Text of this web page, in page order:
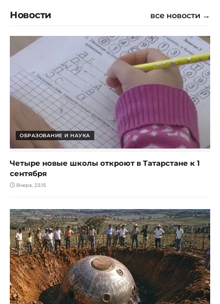
Новости все новости →
ОБРАЗОВАНИЕ И НАУКА
Четыре новые школы откроют в Татарстане к 1
сентября
Вчера, 23:15